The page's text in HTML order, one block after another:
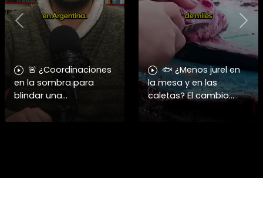
🚨 ¿Coordinaciones
en la sombra para
blindar una
candidatura
presidencial? Nuevos
🐟 ¿Menos jurel en
la mesa y en las
caletas? El cambio
climático y El Niño
alteran las aguas
Previous